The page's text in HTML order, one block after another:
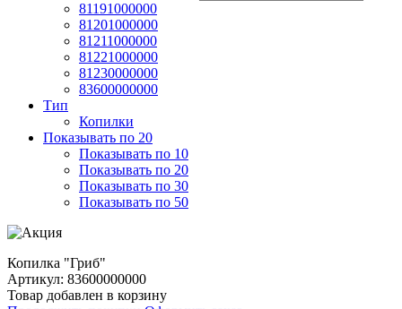
81191000000
81201000000
81211000000
81221000000
81230000000
83600000000
Тип
Копилки
Показывать по 20
Показывать по 10
Показывать по 20
Показывать по 30
Показывать по 50
Копилка "Гриб"
Артикул: 83600000000
Товар добавлен в корзину